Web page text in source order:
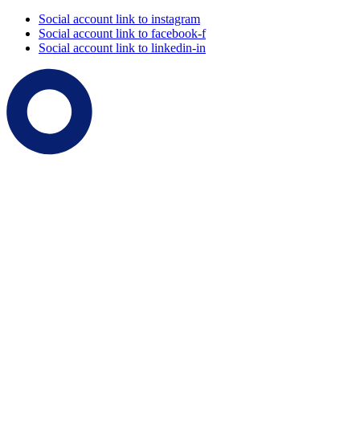
Social account link to instagram
Social account link to facebook-f
Social account link to linkedin-in